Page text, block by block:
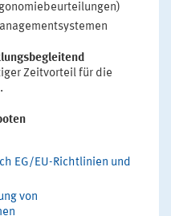
Zeitvorteil für die
EG/EU-Richtlinien und
von